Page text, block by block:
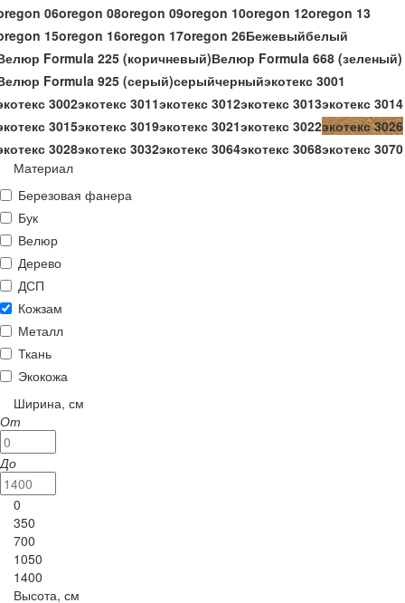
06oregon 08oregon 09oregon 10oregon 12oregon 13
15oregon 16oregon 17oregon 26Бежевыйбелый
Formula 225 (коричневый)Велюр Formula 668 (зеленый)
Formula 925 (серый)серыйчерныйэкотекс 3001
3002экотекс 3011экотекс 3012экотекс 3013экотекс 3014
3015экотекс 3019экотекс 3021экотекс 3022экотекс 3026
3028экотекс 3032экотекс 3064экотекс 3068экотекс 3070
Материал
Березовая фанера
Бук
Велюр
Дерево
ДСП
Кожзам
Металл
Ткань
Экокожа
Ширина, см
От
До
0
350
700
1050
1400
Высота, см